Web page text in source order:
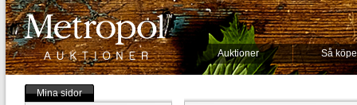
Auktioner Så
Mina sidor